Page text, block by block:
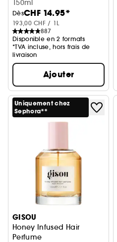
150ml
DèsCHF 14.95*
193,00 CHF / 1L
887
Disponible en 2 formats
*TVA incluse, hors frais de
livraison
Ajouter
Uniquement chez
Sephora**
GISOU
Honey Infused Hair
Perfume